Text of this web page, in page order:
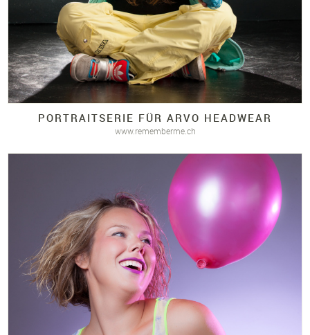
PORTRAITSERIE FÜR ARVO HEADWEAR
www.rememberme.ch